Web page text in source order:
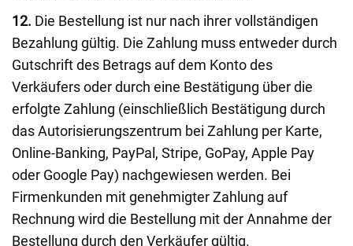
12. Die Bestellung ist nur nach ihrer vollständigen
Bezahlung gültig. Die Zahlung muss entweder durch
Gutschrift des Betrags auf dem Konto des
Verkäufers oder durch eine Bestätigung über die
erfolgte Zahlung (einschließlich Bestätigung durch
das Autorisierungszentrum bei Zahlung per Karte,
Online-Banking, PayPal, Stripe, GoPay, Apple Pay
oder Google Pay) nachgewiesen werden. Bei
Firmenkunden mit genehmigter Zahlung auf
Rechnung wird die Bestellung mit der Annahme der
Bestellung durch den Verkäufer gültig.